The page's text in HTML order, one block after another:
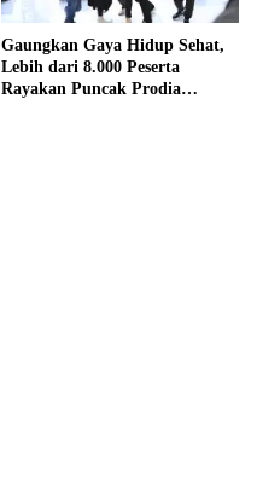
Gaungkan Gaya Hidup Sehat,
Lebih dari 8.000 Peserta
Rayakan Puncak Prodia